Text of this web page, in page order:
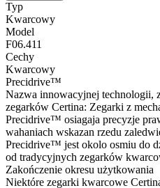
Typ
Kwarcowy
Model
F06.411
Cechy
Kwarcowy
Precidrive™
Nazwa innowacyjnej technologii,
zegarków Certina: Zegarki z
Precidrive™ osiagaja precyzje
wahaniach wskazan rzedu
Precidrive™ jest okolo osmiu do
od tradycyjnych zegarków
Zakończenie okresu użytkowania
Niektóre zegarki kwarcowe